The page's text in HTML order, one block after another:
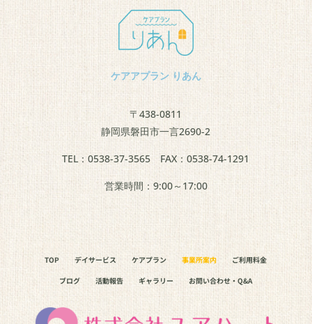
ケアアプラン りあん
〒438-0811
静岡県磐田市一言2690-2
TEL：0538-37-3565FAX：0538-74-1291
営業時間：9:00～17:00
TOP デイサービス ケアプラン 事業所案内
ご利用料金
ブログ
活動報告 ギャラリー お問い合わせ・Q&A